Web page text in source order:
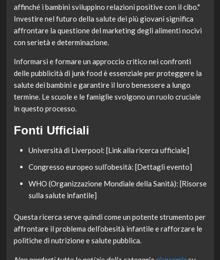
affinché i bambini sviluppino relazioni positive con il cibo."
Investire nel futuro della salute dei più giovani significa
affrontare la questione del marketing degli alimenti nocivi
con serietà e determinazione.
Informarsi e formare un approccio critico nei confronti
delle pubblicità di junk food è essenziale per proteggere la
salute dei bambini e garantire il loro benessere a lungo
termine. Le scuole e le famiglie svolgono un ruolo cruciale
in questo processo.
Fonti Ufficiali
Università di Liverpool: [Link alla ricerca ufficiale]
Congresso europeo sull’obesità: [Dettagli evento]
WHO (Organizzazione Mondiale della Sanità): [Risorse
sulla salute infantile]
Questa ricerca serve quindi come un potente strumento per
affrontare il problema dell’obesità infantile e rafforzare le
politiche di nutrizione e salute pubblica.